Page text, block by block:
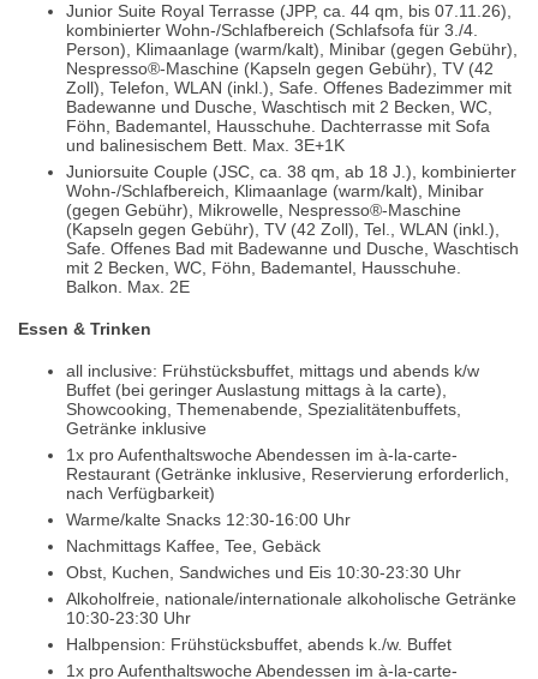
Junior Suite Royal Terrasse (JPP, ca. 44 qm, bis 07.11.26),
kombinierter Wohn-/Schlafbereich (Schlafsofa für 3./4.
Person), Klimaanlage (warm/kalt), Minibar (gegen Gebühr),
Nespresso®-Maschine (Kapseln gegen Gebühr), TV (42
Zoll), Telefon, WLAN (inkl.), Safe. Offenes Badezimmer mit
Badewanne und Dusche, Waschtisch mit 2 Becken, WC,
Föhn, Bademantel, Hausschuhe. Dachterrasse mit Sofa
und balinesischem Bett. Max. 3E+1K
Juniorsuite Couple (JSC, ca. 38 qm, ab 18 J.), kombinierter
Wohn-/Schlafbereich, Klimaanlage (warm/kalt), Minibar
(gegen Gebühr), Mikrowelle, Nespresso®-Maschine
(Kapseln gegen Gebühr), TV (42 Zoll), Tel., WLAN (inkl.),
Safe. Offenes Bad mit Badewanne und Dusche, Waschtisch
mit 2 Becken, WC, Föhn, Bademantel, Hausschuhe.
Balkon. Max. 2E
Essen & Trinken
all inclusive: Frühstücksbuffet, mittags und abends k/w
Buffet (bei geringer Auslastung mittags à la carte),
Showcooking, Themenabende, Spezialitätenbuffets,
Getränke inklusive
1x pro Aufenthaltswoche Abendessen im à-la-carte-
Restaurant (Getränke inklusive, Reservierung erforderlich,
nach Verfügbarkeit)
Warme/kalte Snacks 12:30-16:00 Uhr
Nachmittags Kaffee, Tee, Gebäck
Obst, Kuchen, Sandwiches und Eis 10:30-23:30 Uhr
Alkoholfreie, nationale/internationale alkoholische Getränke
10:30-23:30 Uhr
Halbpension: Frühstücksbuffet, abends k./w. Buffet
1x pro Aufenthaltswoche Abendessen im à-la-carte-